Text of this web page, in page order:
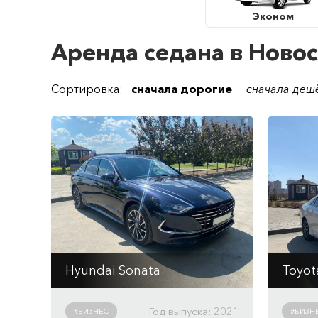
Эконом
Аренда седана в
Сортировка: сначала дорогие сначала
Hyundai Sonata
2497 см 3
/ 180 л/с
#БИЗНЕС Год выпуска: 2021
2494